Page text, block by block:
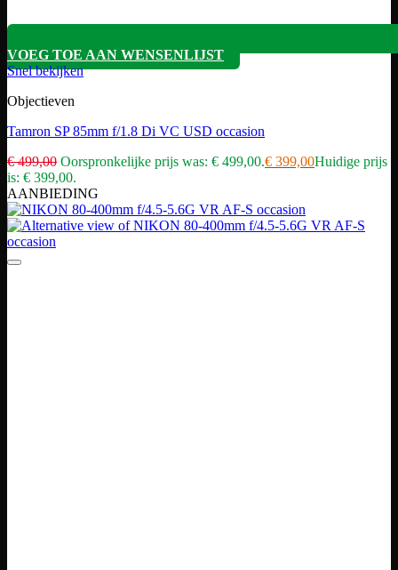
VOEG TOE AAN WENSENLIJST
Snel bekijken
Objectieven
Tamron SP 85mm f/1.8 Di VC USD occasion
€499,00 Oorspronkelijke prijs was: € 499,00.€ 399,00Huidige prijs
is: € 399,00.
AANBIEDING